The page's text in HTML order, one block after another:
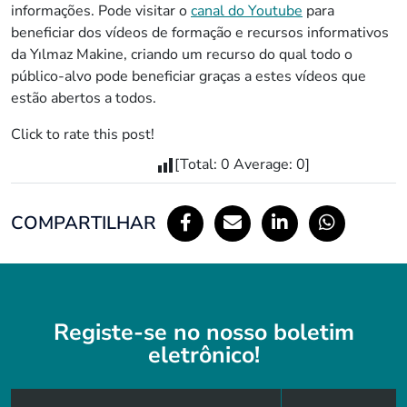
informações. Pode visitar ocanal do Youtube para
beneficiar dos vídeos de formação e recursos informativos
da Yılmaz Makine, criando um recurso do qual todo o
público-alvo pode beneficiar graças a estes vídeos que
estão abertos a todos.
Click to rate this post!
[Total: 0 Average: 0]
COMPARTILHAR
Registe-se no nosso boletim
eletrônico!